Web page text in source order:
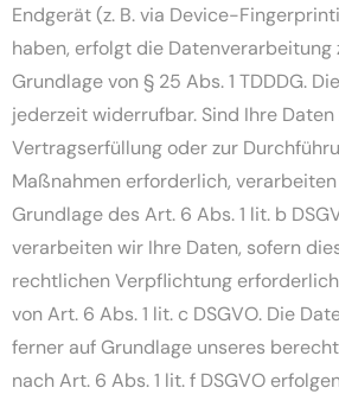
Endgerät (z. B. via Device-
haben, erfolgt die Datenverarbeitung
Grundlage von § 25 Abs. 1 TDDDG.
jederzeit widerrufbar. Sind Ihre Daten
Vertragserfüllung oder zur
Maßnahmen erforderlich,
Grundlage des Art. 6 Abs. 1 lit. b
verarbeiten wir Ihre Daten, sofern
rechtlichen Verpflichtung
von Art. 6 Abs. 1 lit. c DSGVO. Die
ferner auf Grundlage unseres
nach Art. 6 Abs. 1 lit. f DSGVO